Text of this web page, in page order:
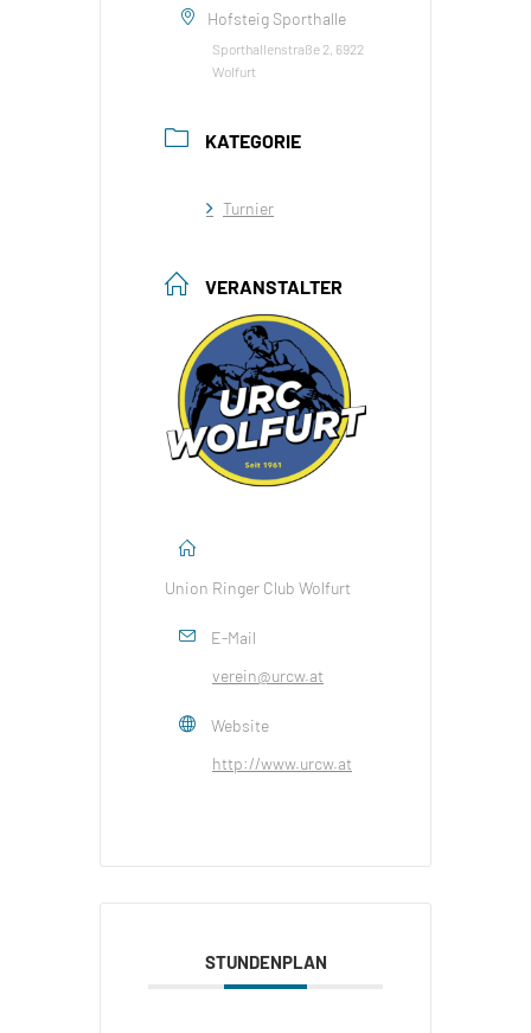
Hofsteig Sporthalle
Sporthallenstraße 2, 6922
Wolfurt
KATEGORIE
Turnier
VERANSTALTER
Union Ringer Club Wolfurt
E-Mail
verein@urcw.at
Website
http://www.urcw.at
STUNDENPLAN